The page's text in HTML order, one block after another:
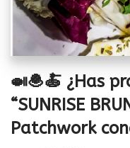
🍛🧆🍝 ¿Has
“SUNRISE
Patchwork